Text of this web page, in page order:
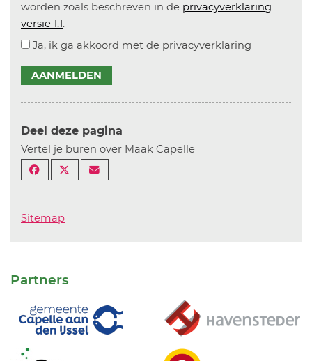
worden zoals beschreven in de privacyverklaring
versie 1.1.
Ja, ik ga akkoord met de privacyverklaring
AANMELDEN
Deel deze pagina
Vertel je buren over Maak Capelle
Sitemap
Partners